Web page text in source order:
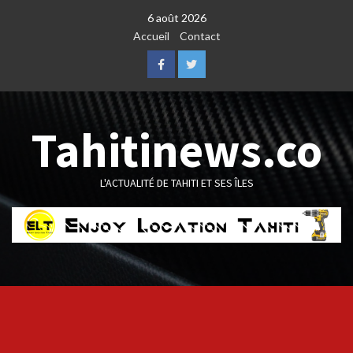
6 août 2026
Accueil
Contact
FacebookTwitter
Tahitinews.co
L'ACTUALITÉ DE TAHITI ET SES ÎLES